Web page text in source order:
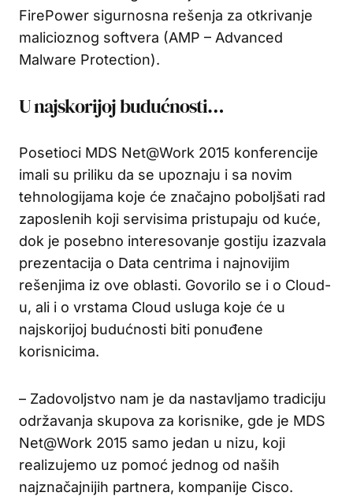
FirePower sigurnosna rešenja za otkrivanje
malicioznog softvera (AMP – Advanced
Malware Protection).
U najskorijoj budućnosti…
Posetioci MDS Net@Work 2015 konferencije
imali su priliku da se upoznaju i sa novim
tehnologijama koje će značajno poboljšati rad
zaposlenih koji servisima pristupaju od kuće,
dok je posebno interesovanje gostiju izazvala
prezentacija o Data centrima i najnovijim
rešenjima iz ove oblasti. Govorilo se i o Cloud-
u, ali i o vrstama Cloud usluga koje će u
najskorijoj budućnosti biti ponuđene
korisnicima.
– Zadovoljstvo nam je da nastavljamo tradiciju
održavanja skupova za korisnike, gde je MDS
Net@Work 2015 samo jedan u nizu, koji
realizujemo uz pomoć jednog od naših
najznačajnijih partnera, kompanije Cisco.